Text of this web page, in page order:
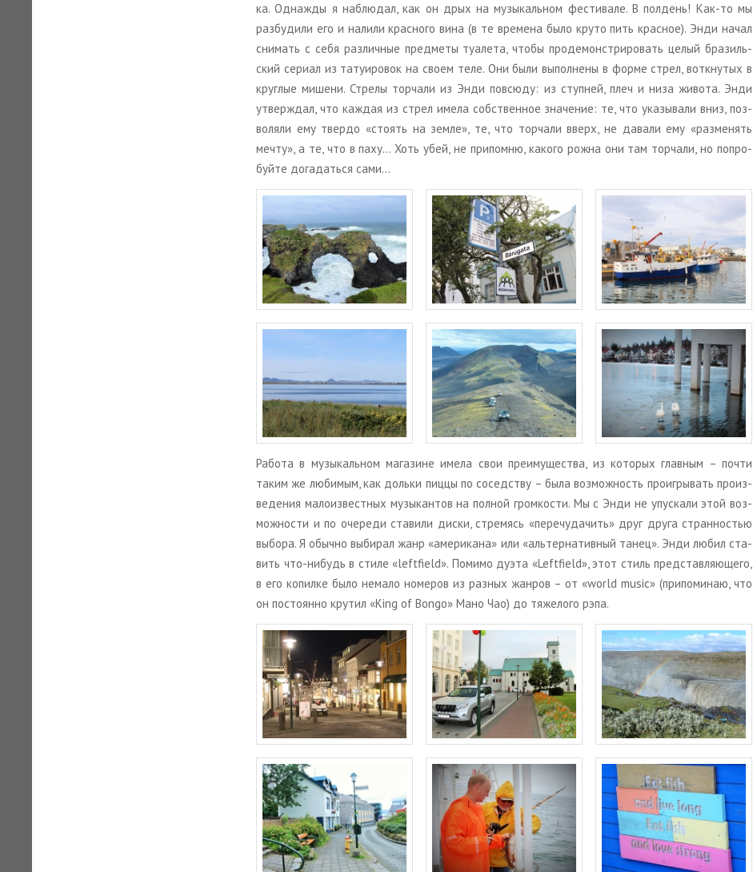
ка. Од­на­ж­ды я на­блю­дал, как он дрых на му­зы­каль­ном фе­сти­ва­ле. В пол­день! Как-то мы
раз­бу­ди­ли его и на­ли­ли крас­но­го вина (в те вре­ме­на было круто пить крас­ное). Энди начал
сни­мать с себя раз­лич­ные пред­ме­ты туа­ле­та, чтобы про­де­мон­стри­ро­вать целый бра­зиль­
ский се­ри­ал из та­ту­и­ро­вок на своем теле. Они были вы­пол­не­ны в форме стрел, во­ткну­тых в
круг­лые ми­ше­ни. Стре­лы тор­ча­ли из Энди по­всю­ду: из ступ­ней, плеч и низа жи­во­та. Энди
утвер­ждал, что каж­дая из стрел имела соб­ствен­ное зна­че­ние: те, что ука­зы­ва­ли вниз, поз­
во­ля­ли ему твер­до «сто­ять на земле», те, что тор­ча­ли вверх, не да­ва­ли ему «раз­ме­нять
мечту», а те, что в паху… Хоть убей, не при­пом­ню, ка­ко­го рожна они там тор­ча­ли, но по­про­
буй­те до­га­дать­ся сами…
Ра­бо­та в му­зы­каль­ном ма­га­зине имела свои пре­иму­ще­ства, из ко­то­рых глав­ным – почти
таким же лю­би­мым, как доль­ки пиццы по со­сед­ству – была воз­мож­ность про­иг­ры­вать про­из­
ве­де­ния ма­ло­из­вест­ных му­зы­кан­тов на пол­ной гром­ко­сти. Мы с Энди не упус­ка­ли этой воз­
мож­но­сти и по оче­ре­ди ста­ви­ли диски, стре­мясь «пе­ре­чу­да­чить» друг друга стран­но­стью
вы­бо­ра. Я обыч­но вы­би­рал жанр «аме­ри­ка­на» или «аль­тер­на­тив­ный танец». Энди любил ста­
вить что-ни­будь в стиле «leftfield». По­ми­мо дуэта «Leftfield», этот стиль пред­став­ля­ю­ще­го,
в его ко­пил­ке было нема­ло но­ме­ров из раз­ных жан­ров – от «world music» (при­по­ми­наю, что
он по­сто­ян­но кру­тил «King of Bongo» Мано Чао) до тя­же­ло­го рэпа.